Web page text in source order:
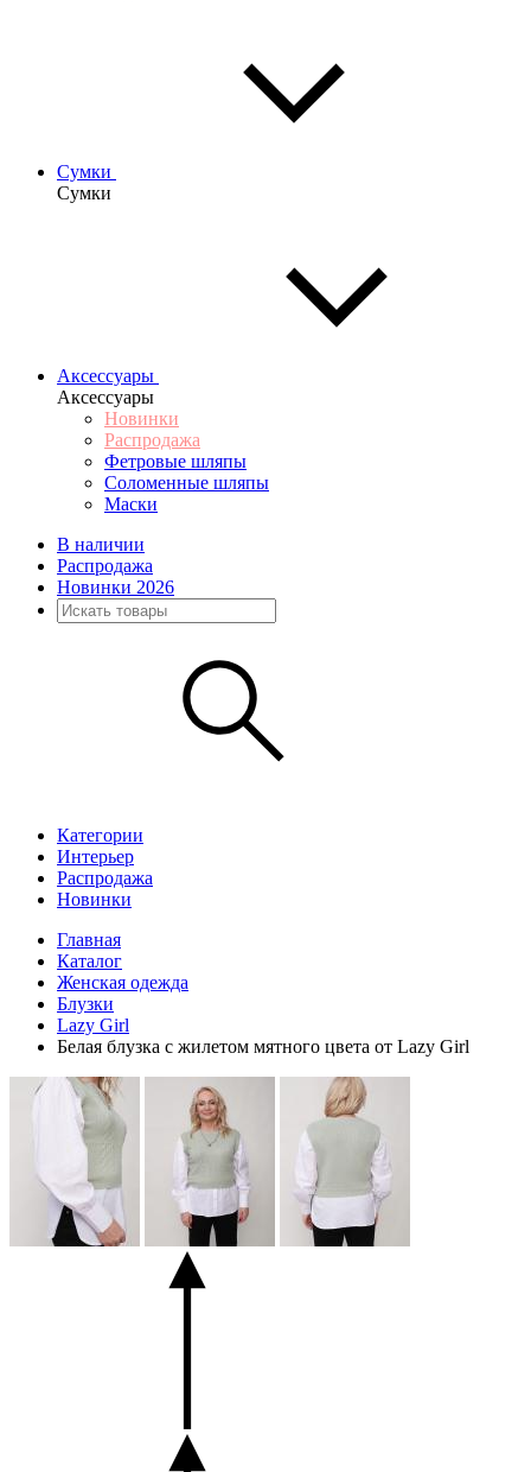
Сумки
Сумки
Аксессуары
Аксессуары
Новинки
Распродажа
Фетровые шляпы
Соломенные шляпы
Маски
В наличии
Распродажа
Новинки 2026
Категории
Интерьер
Распродажа
Новинки
Главная
Каталог
Женская одежда
Блузки
Lazy Girl
Белая блузка с жилетом мятного цвета от Lazy Girl